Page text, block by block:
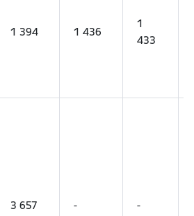
1 394 1 436
1
433
3 657 - -